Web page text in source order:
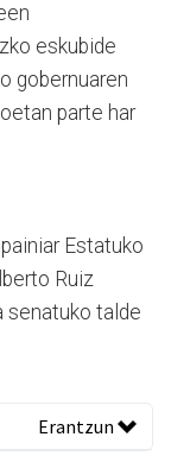
eskubide
gobernuaren
parte har
Estatuko
Ruiz
senatuko talde
Erantzun